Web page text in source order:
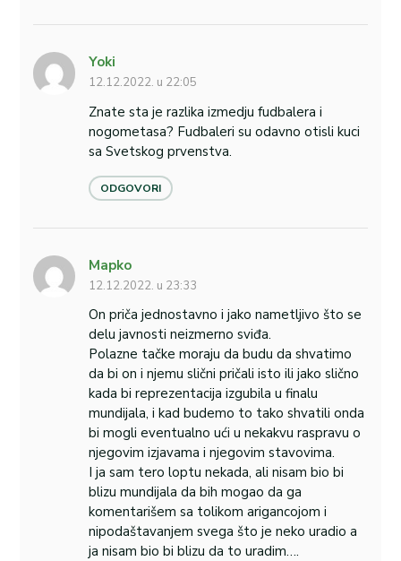
Yoki
12.12.2022. u 22:05
Znate sta je razlika izmedju fudbalera i
nogometasa? Fudbaleri su odavno otisli kuci
sa Svetskog prvenstva.
ODGOVORI
Mapko
12.12.2022. u 23:33
On priča jednostavno i jako nametljivo što se
delu javnosti neizmerno sviđa.
Polazne tačke moraju da budu da shvatimo
da bi on i njemu slični pričali isto ili jako slično
kada bi reprezentacija izgubila u finalu
mundijala, i kad budemo to tako shvatili onda
bi mogli eventualno ući u nekakvu raspravu o
njegovim izjavama i njegovim stavovima.
I ja sam tero loptu nekada, ali nisam bio bi
blizu mundijala da bih mogao da ga
komentarišem sa tolikom arigancojom i
nipodaštavanjem svega što je neko uradio a
ja nisam bio bi blizu da to uradim….